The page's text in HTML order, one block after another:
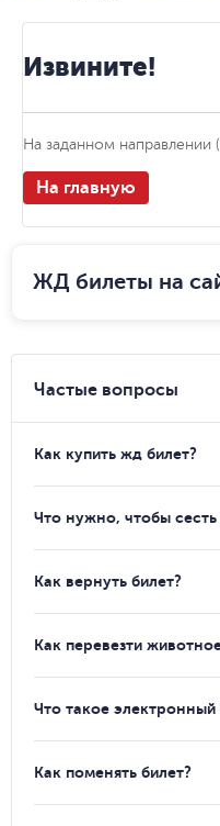
Извините!
На заданном направлении
На главную
ЖД билеты на
Частые вопросы
Как купить жд билет?
Что нужно, чтобы сесть
Как вернуть билет?
Как перевезти
Что такое электронный
Как поменять билет?